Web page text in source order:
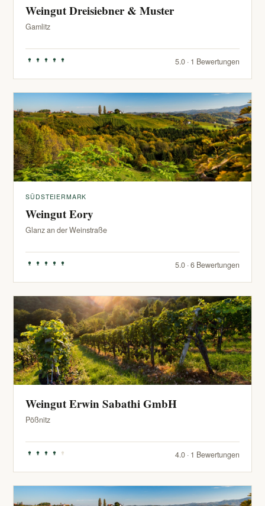
Weingut Dreisiebner & Muster
Gamlitz
5.0 · 1 Bewertungen
SÜDSTEIERMARK
Weingut Eory
Glanz an der Weinstraße
5.0 · 6 Bewertungen
Weingut Erwin Sabathi GmbH
Pößnitz
4.0 · 1 Bewertungen